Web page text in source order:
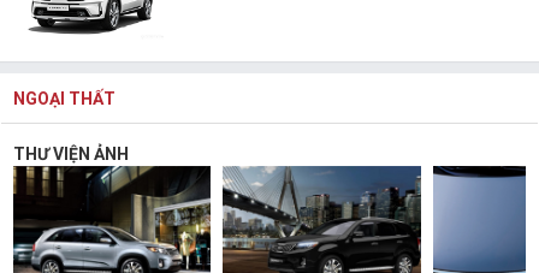
NGOẠI THẤT
THƯ VIỆN ẢNH